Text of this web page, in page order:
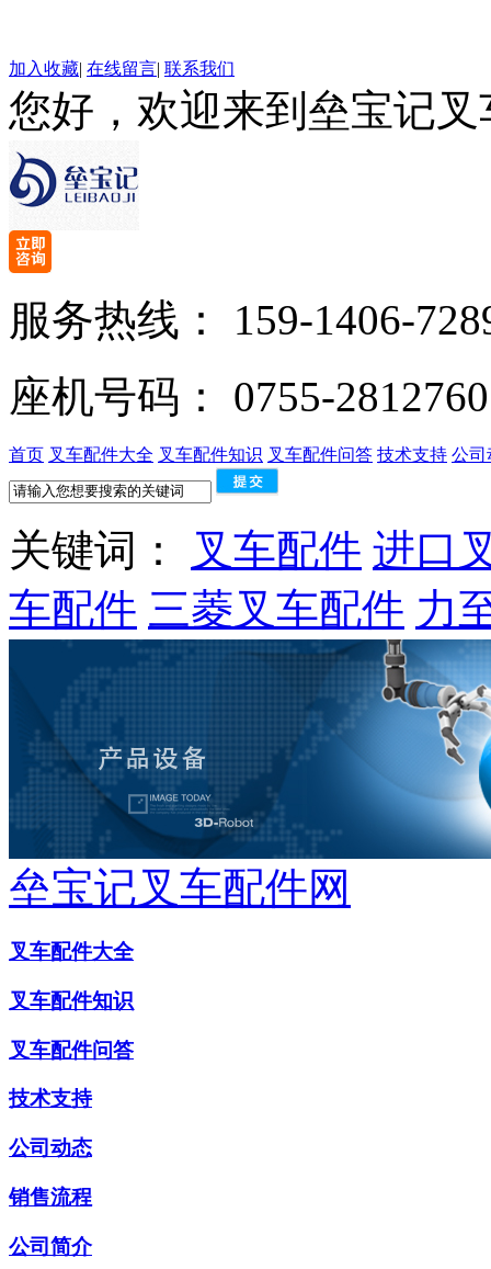
加入收藏| 在线留言| 联系我们
您好，欢迎来到垒宝记
服务热线： 159-1406-
座机号码： 0755-
首页 叉车配件大全 叉车配件知识 叉车配件问答 技术支持 公司
关键词： 叉车配件 进口
车配件 三菱叉车配件 力
垒宝记叉车配件网
叉车配件大全
叉车配件知识
叉车配件问答
技术支持
公司动态
销售流程
公司简介